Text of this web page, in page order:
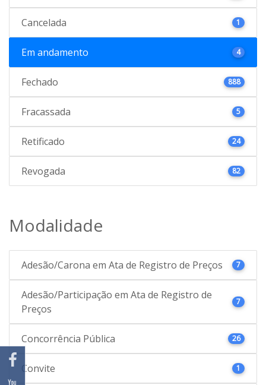
Cancelada 1
Em andamento 4
Fechado 888
Fracassada 5
Retificado 24
Revogada 82
Modalidade
Adesão/Carona em Ata de Registro de Preços 7
Adesão/Participação em Ata de Registro de
Preços
7
Concorrência Pública 26
Convite 1